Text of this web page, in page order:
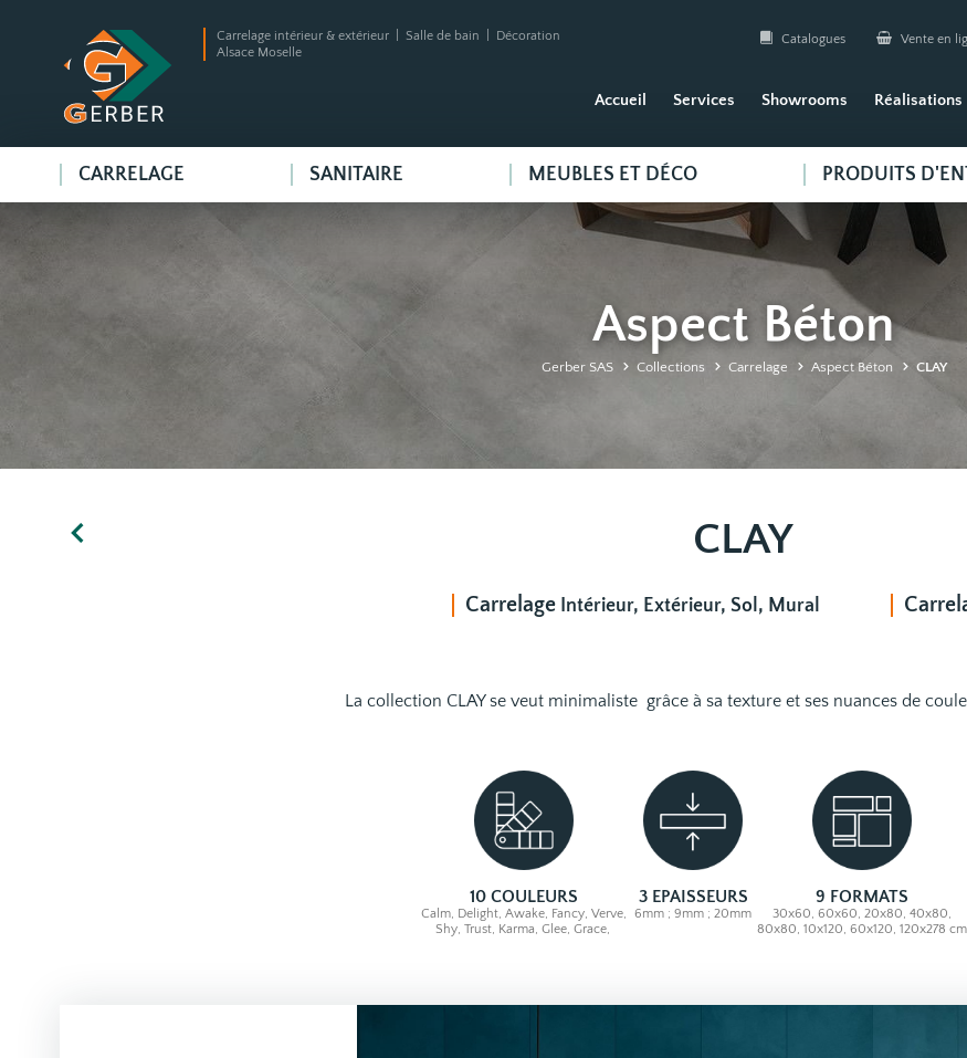
Carrelage intérieur & extérieur | Salle de bain | Décoration
Alsace Moselle
Catalogues Vente en
Accueil Services Showrooms Réalisations
CARRELAGE SANITAIRE MEUBLES ET DÉCO PRODUITS
Aspect Béton
Gerber SAS Collections Carrelage Aspect Béton CLAY
CLAY
Carrelage Intérieur, Extérieur, Sol, Mural
La collection CLAY se veut minimaliste grâce à sa texture et ses nuances de
10 COULEURS
Calm, Delight, Awake, Fancy, Verve,
Shy, Trust, Karma, Glee, Grace,
3 EPAISSEURS
6mm ; 9mm ; 20mm
9 FORMATS
30x60, 60x60, 20x80, 40x80,
80x80, 10x120, 60x120, 120x278 cm